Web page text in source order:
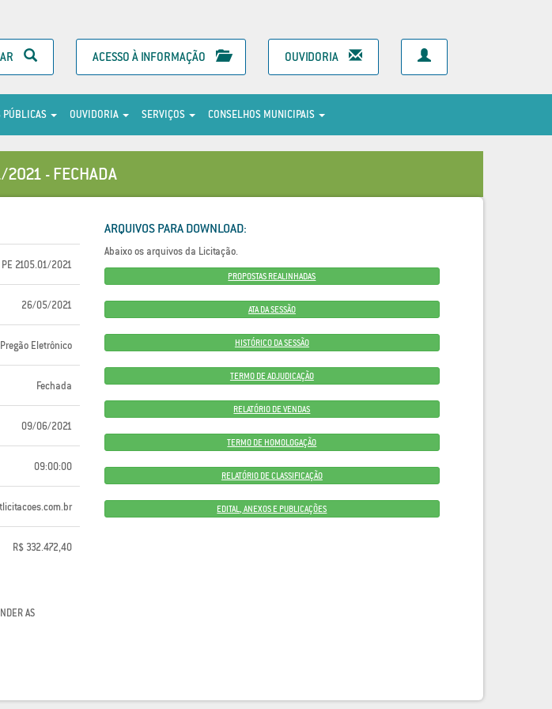
ACESSO À INFORMAÇÃO OUVIDORIA
PÚBLICAS OUVIDORIA SERVIÇOS CONSELHOS MUNICIPAIS
- FECHADA
PE 2105.01/2021
26/05/2021
Pregão Eletrônico
Fechada
09/06/2021
09:00:00
R$ 332.472,40
AS
ARQUIVOS PARA DOWNLOAD:
Abaixo os arquivos da Licitação.
PROPOSTAS REALINHADAS
ATA DA SESSÃO
HISTÓRICO DA SESSÃO
TERMO DE ADJUDICAÇÃO
RELATÓRIO DE VENDAS
TERMO DE HOMOLOGAÇÃO
RELATÓRIO DE CLASSIFICAÇÃO
EDITAL, ANEXOS E PUBLICAÇÕES